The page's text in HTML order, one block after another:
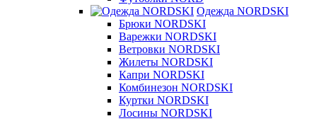
Одежда NORDSKI
Брюки NORDSKI
Варежки NORDSKI
Ветровки NORDSKI
Жилеты NORDSKI
Капри NORDSKI
Комбинезон NORDSKI
Куртки NORDSKI
Лосины NORDSKI